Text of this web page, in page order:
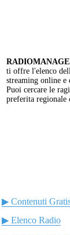
ti offre l'elenco
streaming online e
Puoi cercare le
preferita regionale
▶ Contenuti
▶ Elenco Radio